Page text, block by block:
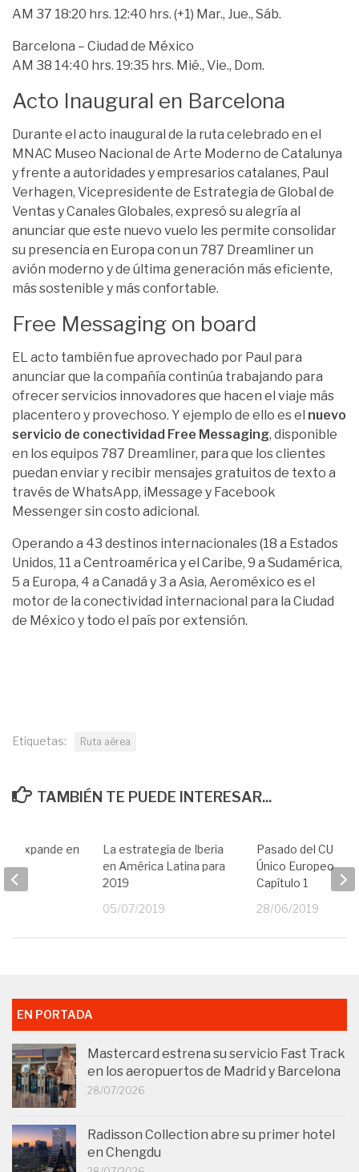
AM 37 18:20 hrs. 12:40 hrs. (+1) Mar., Jue., Sáb.
Barcelona – Ciudad de México
AM 38 14:40 hrs. 19:35 hrs. Mié., Vie., Dom.
Acto Inaugural en Barcelona
Durante el acto inaugural de la ruta celebrado en el
MNAC Museo Nacional de Arte Moderno de Catalunya
y frente a autoridades y empresarios catalanes, Paul
Verhagen, Vicepresidente de Estrategia de Global de
Ventas y Canales Globales, expresó su alegría al
anunciar que este nuevo vuelo les permite consolidar
su presencia en Europa con un 787 Dreamliner un
avión moderno y de última generación más eficiente,
más sostenible y más confortable.
Free Messaging on board
EL acto también fue aprovechado por Paul para
anunciar que la compañía continúa trabajando para
ofrecer servicios innovadores que hacen el viaje más
placentero y provechoso. Y ejemplo de ello es el nuevo
servicio de conectividad Free Messaging, disponible
en los equipos 787 Dreamliner, para que los clientes
puedan enviar y recibir mensajes gratuitos de texto a
través de WhatsApp, iMessage y Facebook
Messenger sin costo adicional.
Operando a 43 destinos internacionales (18 a Estados
Unidos, 11 a Centroamérica y el Caribe, 9 a Sudamérica,
5 a Europa, 4 a Canadá y 3 a Asia, Aeroméxico es el
motor de la conectividad internacional para la Ciudad
de México y todo el país por extensión.
Etiquetas: Ruta aérea
TAMBIÉN TE PUEDE INTERESAR...
La estrategia de Iberia
en América Latina para
2019
05/07/2019
Pasado del CUE
Único Europeo) –
Capítulo 1
28/06/2019
expande en
EN PORTADA
Mastercard estrena su servicio Fast Track
en los aeropuertos de Madrid y Barcelona
28/07/2026
Radisson Collection abre su primer hotel
en Chengdu